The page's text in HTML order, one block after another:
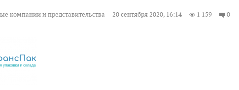
компании и представительства 20 сентября 2020, 16:14 1 159 0